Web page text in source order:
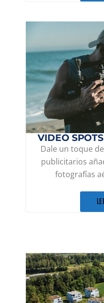
VIDEO
Dale un toque
publicitarios
fotografías